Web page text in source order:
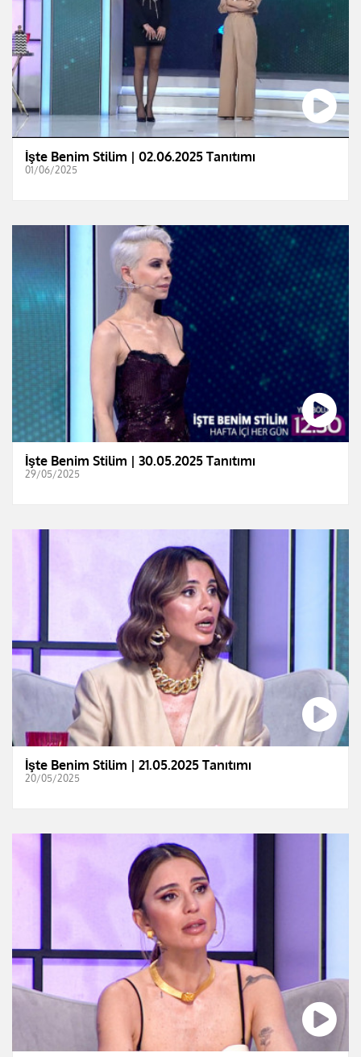
İşte Benim Stilim | 02.06.2025 Tanıtımı
01/06/2025
İşte Benim Stilim | 30.05.2025 Tanıtımı
29/05/2025
İşte Benim Stilim | 21.05.2025 Tanıtımı
20/05/2025